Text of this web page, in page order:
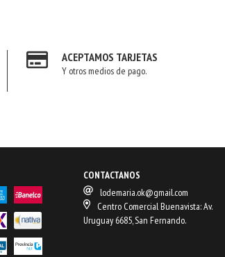
ACEPTAMOS TARJETAS
Y otros medios de pago.
CONTACTANOS
lodemaria.ok@gmail.com
Centro Comercial Buenavista: Av.
Uruguay 6685, San Fernando.